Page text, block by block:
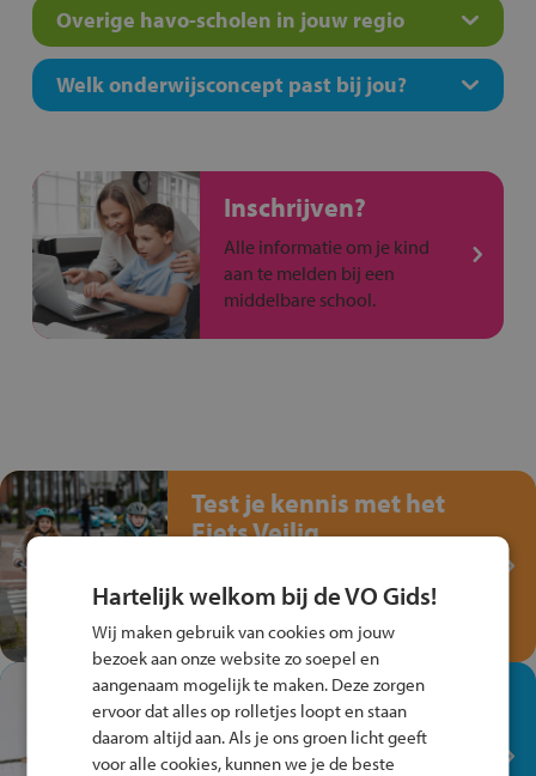
Overige havo-scholen in jouw regio
Welk onderwijsconcept past bij jou?
Inschrijven?
Alle informatie om je kind
aan te melden bij een
middelbare school.
Test je kennis met het
Fiets Veilig
Speel het Fiets Veilig Verkeersspel
en win een Cortina-fiets!
In de winkel ben je op je
plek!
Ontdek via het vmbo jouw talent
Hartelijk welkom bij de VO Gids!
Wij maken gebruik van cookies om jouw
bezoek aan onze website zo soepel en
aangenaam mogelijk te maken. Deze zorgen
ervoor dat alles op rolletjes loopt en staan
daarom altijd aan. Als je ons groen licht geeft
voor alle cookies, kunnen we je de beste